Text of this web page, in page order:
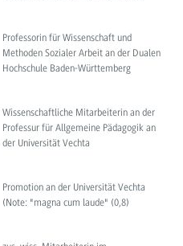
Professorin für Wissenschaft und
Methoden Sozialer Arbeit an der Dualen
Hochschule Baden-Württemberg
Wissenschaftliche Mitarbeiterin an der
Professur für Allgemeine Pädagogik an
der Universität Vechta
Promotion an der Universität Vechta
(Note: "magna cum laude" (0,8)